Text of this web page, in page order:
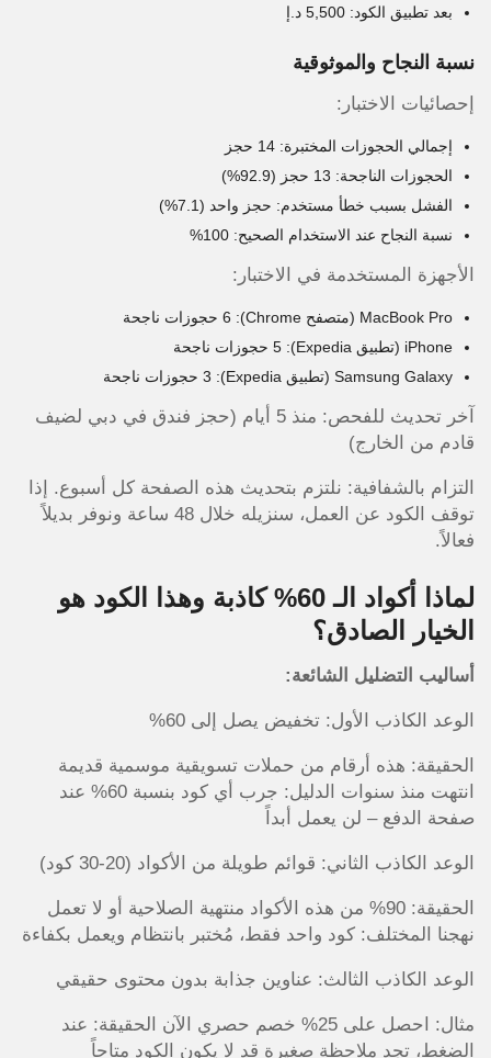
بعد تطبيق الكود: 5,500 د.إ
نسبة النجاح والموثوقية
إحصائيات الاختبار:
إجمالي الحجوزات المختبرة: 14 حجز
الحجوزات الناجحة: 13 حجز (92.9%)
الفشل بسبب خطأ مستخدم: حجز واحد (7.1%)
نسبة النجاح عند الاستخدام الصحيح: 100%
الأجهزة المستخدمة في الاختبار:
MacBook Pro (متصفح Chrome): 6 حجوزات ناجحة
iPhone (تطبيق Expedia): 5 حجوزات ناجحة
Samsung Galaxy (تطبيق Expedia): 3 حجوزات ناجحة
آخر تحديث للفحص: منذ 5 أيام (حجز فندق في دبي لضيف
قادم من الخارج)
التزام بالشفافية: نلتزم بتحديث هذه الصفحة كل أسبوع. إذا
توقف الكود عن العمل، سنزيله خلال 48 ساعة ونوفر بديلاً
فعالاً.
لماذا أكواد الـ 60% كاذبة وهذا الكود هو
الخيار الصادق؟
أساليب التضليل الشائعة:
الوعد الكاذب الأول: تخفيض يصل إلى 60%
الحقيقة: هذه أرقام من حملات تسويقية موسمية قديمة
انتهت منذ سنوات الدليل: جرب أي كود بنسبة 60% عند
صفحة الدفع – لن يعمل أبداً
الوعد الكاذب الثاني: قوائم طويلة من الأكواد (20-30 كود)
الحقيقة: 90% من هذه الأكواد منتهية الصلاحية أو لا تعمل
نهجنا المختلف: كود واحد فقط، مُختبر بانتظام ويعمل بكفاءة
الوعد الكاذب الثالث: عناوين جذابة بدون محتوى حقيقي
مثال: احصل على 25% خصم حصري الآن الحقيقة: عند
الضغط، تجد ملاحظة صغيرة قد لا يكون الكود متاحاً